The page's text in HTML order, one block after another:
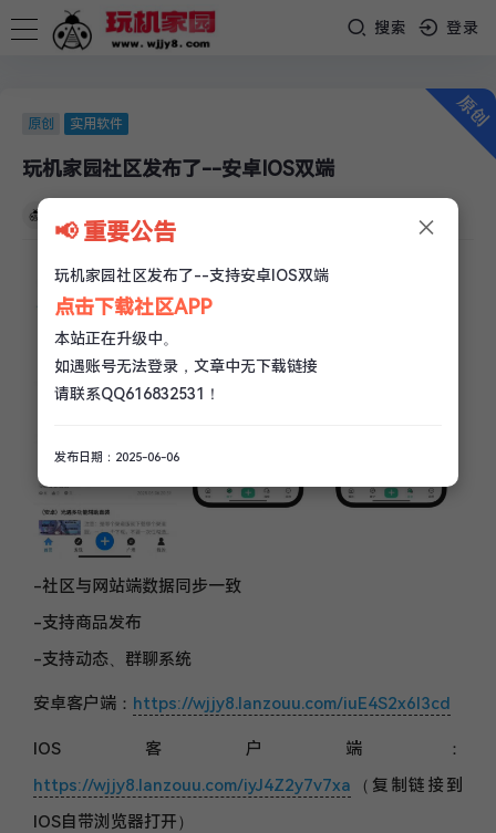
搜索 登录
原创 实用软件
玩机家园社区发布了--安卓IOS双端
-社区与网站端数据同步一致
-支持商品发布
-支持动态、群聊系统
安卓客户端： https://wjjy8.lanzouu.com/iuE4S2x6l3cd
IOS客户端：
https://wjjy8.lanzouu.com/iyJ4Z2y7v7xa （复制链接到
IOS自带浏览器打开）
×
📢 重要公告
玩机家园社区发布了--支持安卓IOS双端
点击下载社区APP
本站正在升级中。
如遇账号无法登录，文章中无下载链接
请联系QQ616832531！
发布日期：2025-06-06